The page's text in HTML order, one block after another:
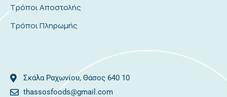
Τρόποι Αποστολής
Τρόποι Πληρωμής
Σκάλα Ραχωνίου, Θάσος 640 10
thassosfoods@gmail.com